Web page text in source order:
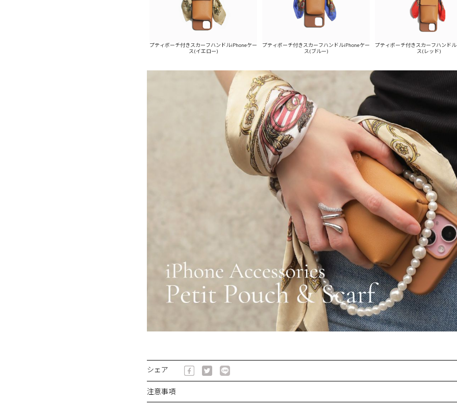
プティポーチ付きスカーフハンドルiPhoneケー
ス(イエロー)
プティポーチ付きスカーフハンドルiPhoneケー
ス(ブルー)
プティポーチ付きスカーフハンド
ス(レッド)
シェア
注意事項